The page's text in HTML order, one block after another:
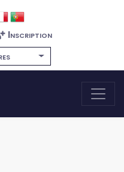
Inscription